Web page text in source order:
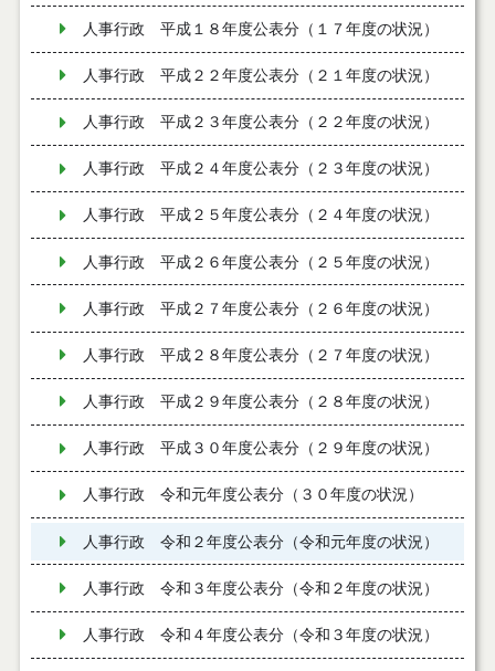
人事行政 平成１８年度公表分（１７年度の状況）
人事行政 平成２２年度公表分（２１年度の状況）
人事行政 平成２３年度公表分（２２年度の状況）
人事行政 平成２４年度公表分（２３年度の状況）
人事行政 平成２５年度公表分（２４年度の状況）
人事行政 平成２６年度公表分（２５年度の状況）
人事行政 平成２７年度公表分（２６年度の状況）
人事行政 平成２８年度公表分（２７年度の状況）
人事行政 平成２９年度公表分（２８年度の状況）
人事行政 平成３０年度公表分（２９年度の状況）
人事行政 令和元年度公表分（３０年度の状況）
人事行政 令和２年度公表分（令和元年度の状況）
人事行政 令和３年度公表分（令和２年度の状況）
人事行政 令和４年度公表分（令和３年度の状況）